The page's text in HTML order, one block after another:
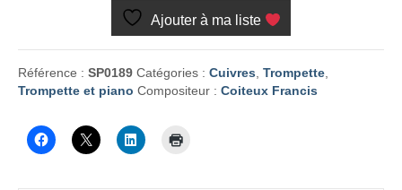
Ajouter à ma liste
Référence : SP0189 Catégories : Cuivres Trompette
Trompette et piano Compositeur : Coiteux Francis